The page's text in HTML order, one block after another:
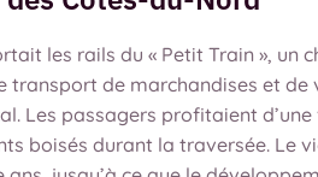
les rails du « Petit Train », un
transport de marchandises et de
Les passagers profitaient d’une
boisés durant la traversée. Le